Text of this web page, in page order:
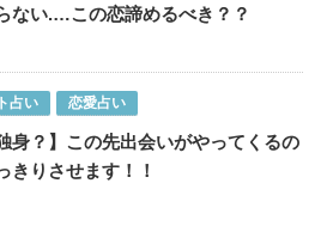
ない.…この恋諦めるべき？？
占い 恋愛占い
身？】この先出会いがやってくるの
きりさせます！！